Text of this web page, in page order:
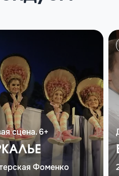
сцена. 6+
Фоменко